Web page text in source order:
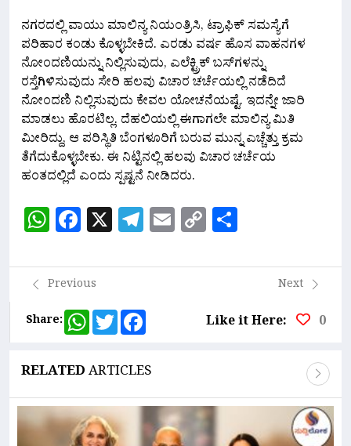
ನಗರದಲ್ಲಿ ವಾಯು ಮಾಲಿನ್ಯ ನಿಯಂತ್ರಿಸಿ, ಟ್ರಾಫಿಕ್ ಸಮಸ್ಯೆಗೆ
ಪರಿಹಾರ ಕಂಡು ಕೊಳ್ಳಬೇಕಿದೆ. ಎರಡು ವರ್ಷ ಹೊಸ ವಾಹನಗಳ‌
ನೋಂದಣಿಯನ್ನು ನಿಲ್ಲಿಸುವುದು, ಎಲೆಕ್ಟ್ರಿಕ್ ಬಸ್‌ಗಳನ್ನು
ರಸ್ತೆಗಿಳಿಸುವುದು ಸೇರಿ ಹಲವು ವಿಚಾರ ಚರ್ಚೆಯಲ್ಲಿ ನಡೆದಿದೆ
ನೋಂದಣಿ ನಿಲ್ಲಿಸುವುದು ಕೇವಲ ಯೋಚನೆಯಷ್ಟೆ. ಇದನ್ನೇ ಜಾರಿ
ಮಾಡಲು ಹೊರಟಿಲ್ಲ.‌ ದೆಹಲಿಯಲ್ಲಿ ಈಗಾಗಲೇ ಮಾಲಿನ್ಯ ಮಿತಿ
ಮೀರಿದ್ದು, ಆ ಪರಿಸ್ಥಿತಿ ಬೆಂಗಳೂರಿಗೆ ಬರುವ ಮುನ್ನ ಎಚ್ಚೆತ್ತು ಕ್ರಮ
ತೆಗೆದುಕೊಳ್ಳಬೇಕು. ಈ ನಿಟ್ಟಿನಲ್ಲಿ ಹಲವು ವಿಚಾರ ಚರ್ಚೆಯ
ಹಂತದಲ್ಲಿದೆ‌ ಎಂದು ಸ್ಪಷ್ಟನೆ ನೀಡಿದರು.
WhatsApp
Facebook
X Telegram
Email
Copy
Link
Previous
Next
Share:
WhatsApp
Twitter Like it Here: 0
RELATEDARTICLES